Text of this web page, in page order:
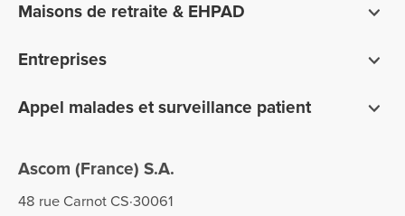
Maisons de retraite & EHPAD
Système de réponse résidents & d'appel malades
Prévention des fugues & analyse proactive des données
Système de gestion des alertes
Entreprises
Appel malades et surveillance patient
Telligence pour les hôpitaux
Ascom (France) S.A.
48 rue Carnot CS·30061